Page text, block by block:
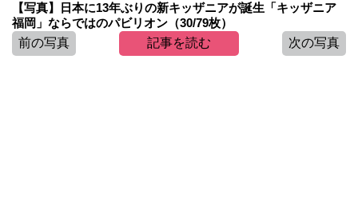
【写真】日本に13年ぶりの新キッザニアが誕生「キッザニア
福岡」ならではのパビリオン（30/79枚）
前の写真
記事を読む 次の写真